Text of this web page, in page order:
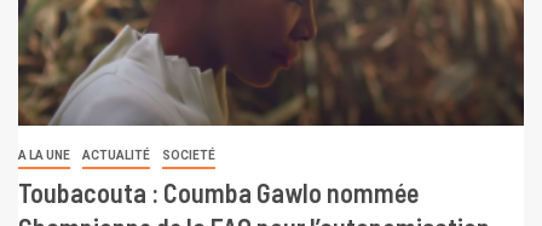
A LA UNE ACTUALITÉ SOCIETÉ
Toubacouta : Coumba Gawlo nommée